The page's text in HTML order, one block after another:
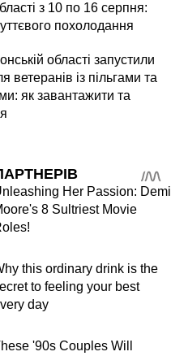
з 10 по 16 серпня:
похолодання
області запустили
ветеранів із пільгами та
як завантажити та
Her Passion: Demi
8 Sultriest Movie
this ordinary drink is the
to feeling your best
day
'90s Couples Will